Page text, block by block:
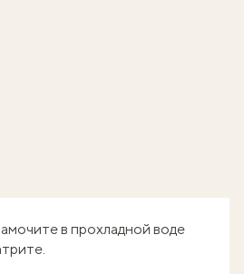
в прохладной воде